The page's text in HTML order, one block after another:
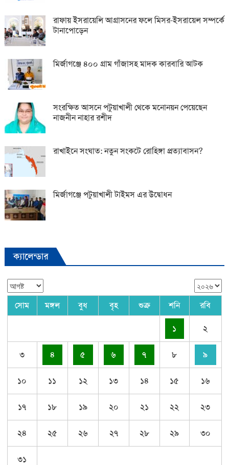
রাফায় ইসরায়েলি আগ্রাসনের ফলে মিসর-ইসরায়েল সম্পর্কে
টানাপোড়েন
মির্জাগঞ্জে ৪০০ গ্রাম গাঁজাসহ মাদক কারবারি আটক
সংরক্ষিত আসনে পটুয়াখালী থেকে মনোনয়ন পেয়েছেন
নাজনীন নাহার রশীদ
রাখাইনে সংঘাত: নতুন সংকটে রোহিঙ্গা প্রত্যাবাসন?
মির্জাগঞ্জে পটুয়াখালী টাইমস এর উদ্বোধন
ক্যালেন্ডার
সোম মঙ্গল বুধ বৃহ শুক্র শনি রবি
১ ২
৩ ৪ ৫ ৬ ৭ ৮ ৯
১০ ১১ ১২ ১৩ ১৪ ১৫ ১৬
১৭ ১৮ ১৯ ২০ ২১ ২২ ২৩
২৪ ২৫ ২৬ ২৭ ২৮ ২৯ ৩০
৩১